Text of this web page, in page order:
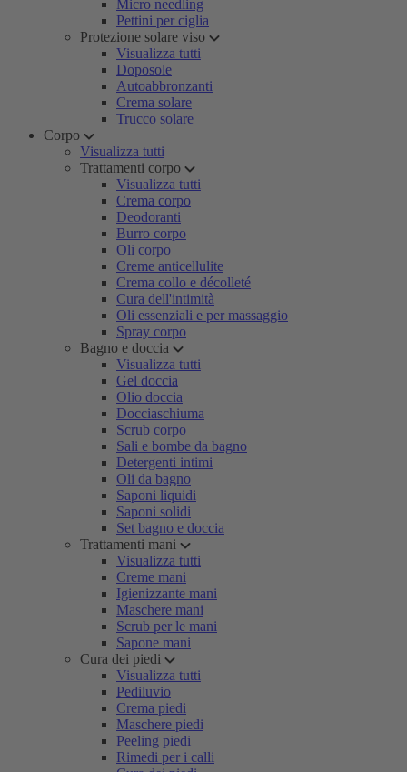
Micro needling
Pettini per ciglia
Protezione solare viso
Visualizza tutti
Doposole
Autoabbronzanti
Crema solare
Trucco solare
Corpo
Visualizza tutti
Trattamenti corpo
Visualizza tutti
Crema corpo
Deodoranti
Burro corpo
Oli corpo
Creme anticellulite
Crema collo e décolleté
Cura dell'intimità
Oli essenziali e per massaggio
Spray corpo
Bagno e doccia
Visualizza tutti
Gel doccia
Olio doccia
Docciaschiuma
Scrub corpo
Sali e bombe da bagno
Detergenti intimi
Oli da bagno
Saponi liquidi
Saponi solidi
Set bagno e doccia
Trattamenti mani
Visualizza tutti
Creme mani
Igienizzante mani
Maschere mani
Scrub per le mani
Sapone mani
Cura dei piedi
Visualizza tutti
Pediluvio
Crema piedi
Maschere piedi
Peeling piedi
Rimedi per i calli